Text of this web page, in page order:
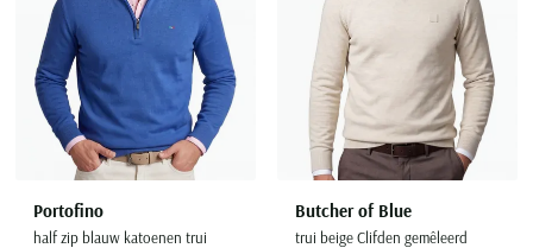
Portofino
half zip blauw katoenen trui
Butcher of Blue
trui beige Clifden gemêleerd